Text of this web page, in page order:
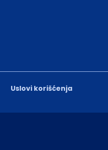
Uslovi korišćenja